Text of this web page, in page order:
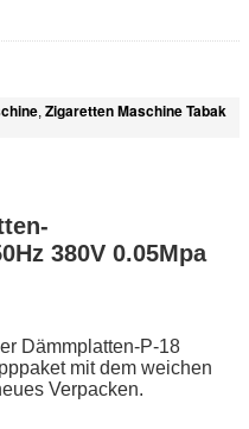
, Zigaretten Maschine Tabak
380V 0.05Mpa
Dämmplatten-P-18
mit dem weichen
Verpacken.